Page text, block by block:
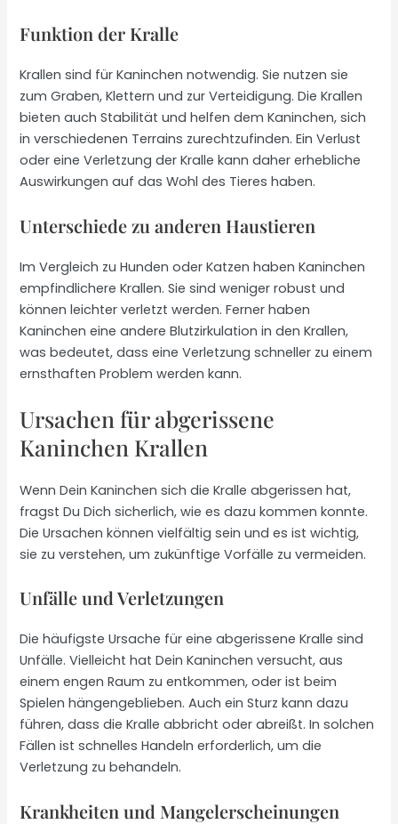
Funktion der Kralle
Krallen sind für Kaninchen notwendig. Sie nutzen sie
zum Graben, Klettern und zur Verteidigung. Die Krallen
bieten auch Stabilität und helfen dem Kaninchen, sich
in verschiedenen Terrains zurechtzufinden. Ein Verlust
oder eine Verletzung der Kralle kann daher erhebliche
Auswirkungen auf das Wohl des Tieres haben.
Unterschiede zu anderen Haustieren
Im Vergleich zu Hunden oder Katzen haben Kaninchen
empfindlichere Krallen. Sie sind weniger robust und
können leichter verletzt werden. Ferner haben
Kaninchen eine andere Blutzirkulation in den Krallen,
was bedeutet, dass eine Verletzung schneller zu einem
ernsthaften Problem werden kann.
Ursachen für abgerissene
Kaninchen Krallen
Wenn Dein Kaninchen sich die Kralle abgerissen hat,
fragst Du Dich sicherlich, wie es dazu kommen konnte.
Die Ursachen können vielfältig sein und es ist wichtig,
sie zu verstehen, um zukünftige Vorfälle zu vermeiden.
Unfälle und Verletzungen
Die häufigste Ursache für eine abgerissene Kralle sind
Unfälle. Vielleicht hat Dein Kaninchen versucht, aus
einem engen Raum zu entkommen, oder ist beim
Spielen hängengeblieben. Auch ein Sturz kann dazu
führen, dass die Kralle abbricht oder abreißt. In solchen
Fällen ist schnelles Handeln erforderlich, um die
Verletzung zu behandeln.
Krankheiten und Mangelerscheinungen